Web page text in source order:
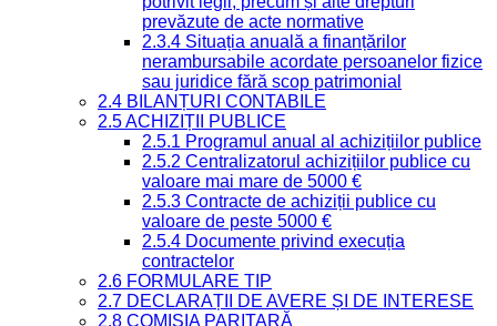
prevăzute de acte normative
2.3.4 Situația anuală a finanțărilor
nerambursabile acordate persoanelor fizice
sau juridice fără scop patrimonial
2.4 BILANȚURI CONTABILE
2.5 ACHIZIȚII PUBLICE
2.5.1 Programul anual al achizițiilor publice
2.5.2 Centralizatorul achizițiilor publice cu
valoare mai mare de 5000 €
2.5.3 Contracte de achiziții publice cu
valoare de peste 5000 €
2.5.4 Documente privind execuția
contractelor
2.6 FORMULARE TIP
2.7 DECLARAȚII DE AVERE ȘI DE INTERESE
2.8 COMISIA PARITARĂ